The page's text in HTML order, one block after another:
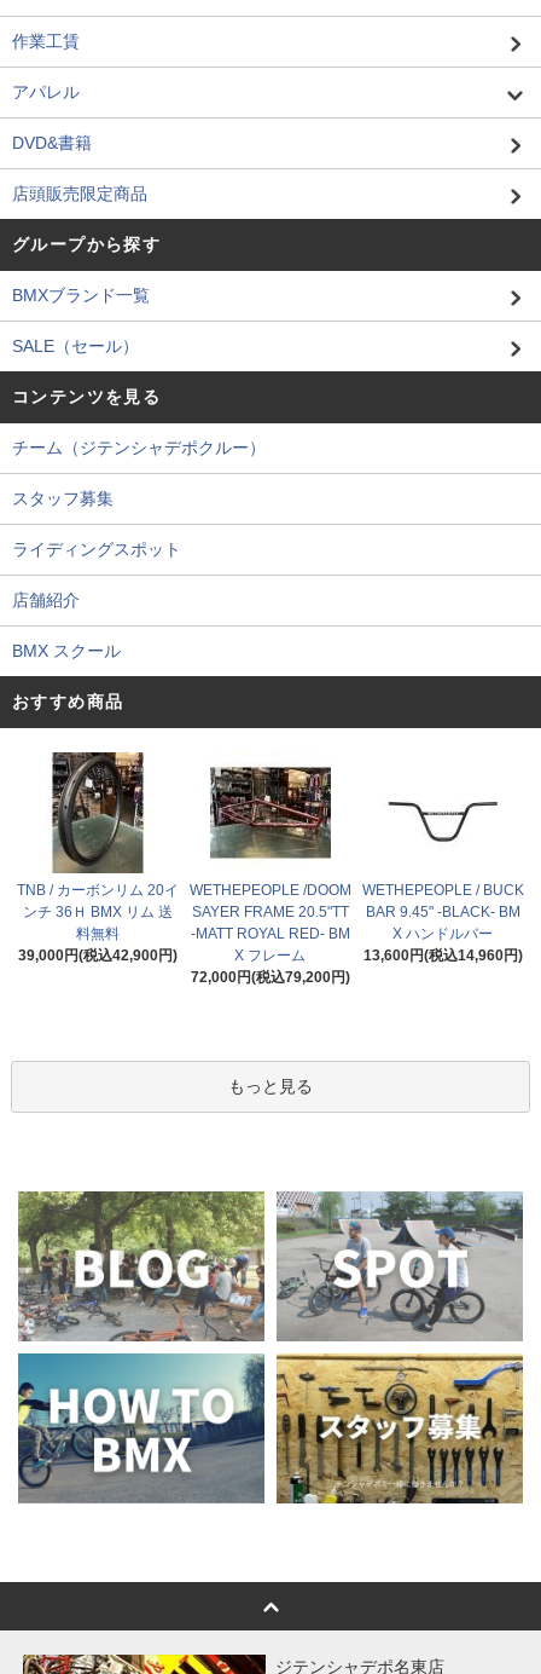
作業工賃
アパレル
DVD&書籍
店頭販売限定商品
グループから探す
BMXブランド一覧
SALE（セール）
コンテンツを見る
チーム（ジテンシャデポクルー）
スタッフ募集
ライディングスポット
店舗紹介
BMX スクール
おすすめ商品
TNB / カーボンリム 20イ
ンチ 36Ｈ BMX リム 送
料無料
39,000円(税込42,900円)
WETHEPEOPLE /DOOM
SAYER FRAME 20.5"TT
-MATT ROYAL RED- BM
X フレーム
72,000円(税込79,200円)
WETHEPEOPLE / BUCK
BAR 9.45" -BLACK- BM
X ハンドルバー
13,600円(税込14,960円)
もっと見る
ジテンシャデポ名東店